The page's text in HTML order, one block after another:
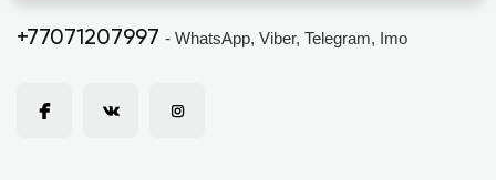
+77071207997 - WhatsApp, Viber, Telegram, Imo